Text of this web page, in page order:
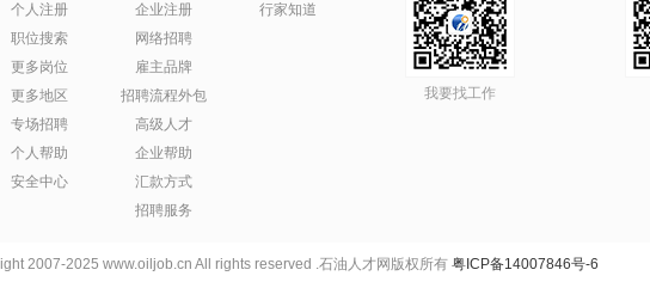
个人注册
职位搜索
更多岗位
更多地区
专场招聘
个人帮助
安全中心
企业注册
网络招聘
雇主品牌
招聘流程外包
高级人才
企业帮助
汇款方式
招聘服务
行家知道
我要找工作
2007-2025 www.oiljob.cn All rights reserved .石油人才网版权所有 粤ICP备14007846号-6